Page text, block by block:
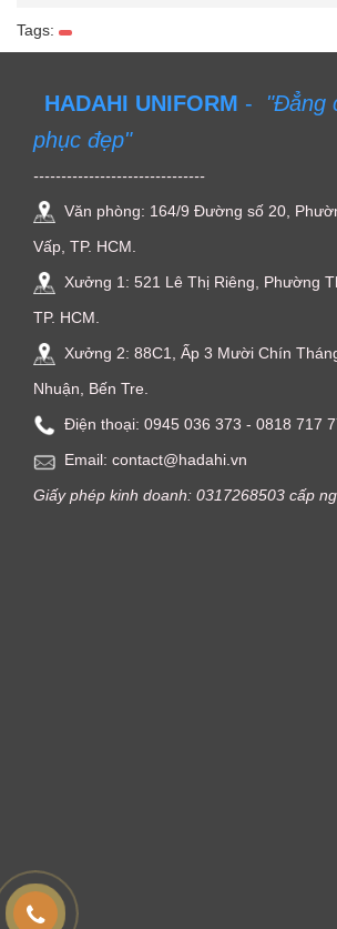
Tags:
HADAHI UNIFORM - "Đẳng
phục đẹp"
-------------------------------
Văn phòng: 164/9 Đường số 20,
Vấp, TP. HCM.
Xưởng 1: 521 Lê Thị Riêng, Phường
TP. HCM.
Xưởng 2: 88C1, Ấp 3 Mười Chín
Nhuận, Bến Tre.
Điện thoại: ‭0945 036 373‬ - 0818 717
Email: contact@hadahi.vn
Giấy phép kinh doanh: 0317268503 cấp